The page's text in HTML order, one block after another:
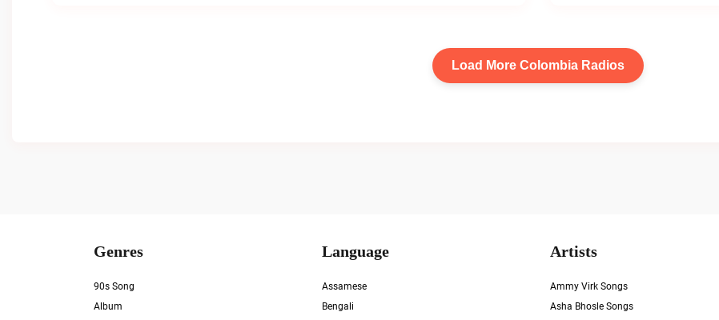
Load More Colombia Radios
Genres
90s Song
Album
Language
Assamese
Bengali
Artists
Ammy Virk Songs
Asha Bhosle Songs